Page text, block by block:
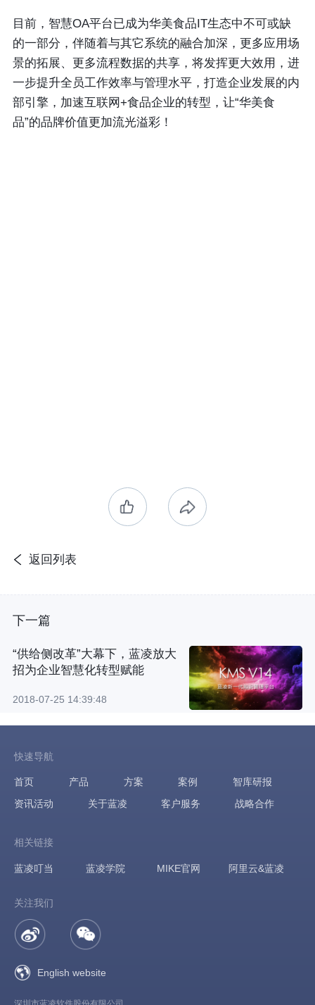
目前，智慧OA平台已成为华美食品IT生态中不可或缺
的一部分，伴随着与其它系统的融合加深，更多应用场
景的拓展、更多流程数据的共享，将发挥更大效用，进
一步提升全员工作效率与管理水平，打造企业发展的内
部引擎，加速互联网+食品企业的转型，让“华美食
品”的品牌价值更加流光溢彩！
返回列表
下一篇
“供给侧改革”大幕下，蓝凌放大
招为企业智慧化转型赋能
2018-07-25 14:39:48
快速导航
首页 产品 方案 案例
智库研报
资讯活动
关于蓝凌 客户服务 战略合作
相关链接
蓝凌叮当 蓝凌学院 MIKE官网 阿里云&蓝凌
关注我们
English website